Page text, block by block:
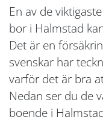
En av de
bor i Halmstad
Det är en
svenskar har
varför det är bra
Nedan ser du de
boende i